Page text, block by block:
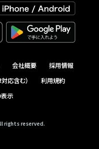
会社概要
採用情報
応含む）
利用規約
示
rights reserved.